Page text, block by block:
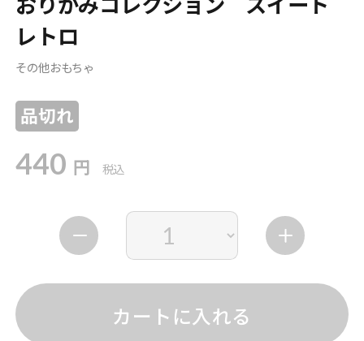
レトロ
その他おもちゃ
品切れ
440 円 税込
カートに入れる